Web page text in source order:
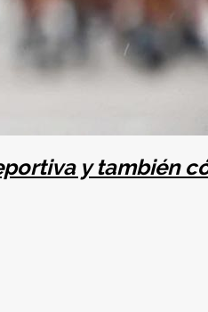
y también